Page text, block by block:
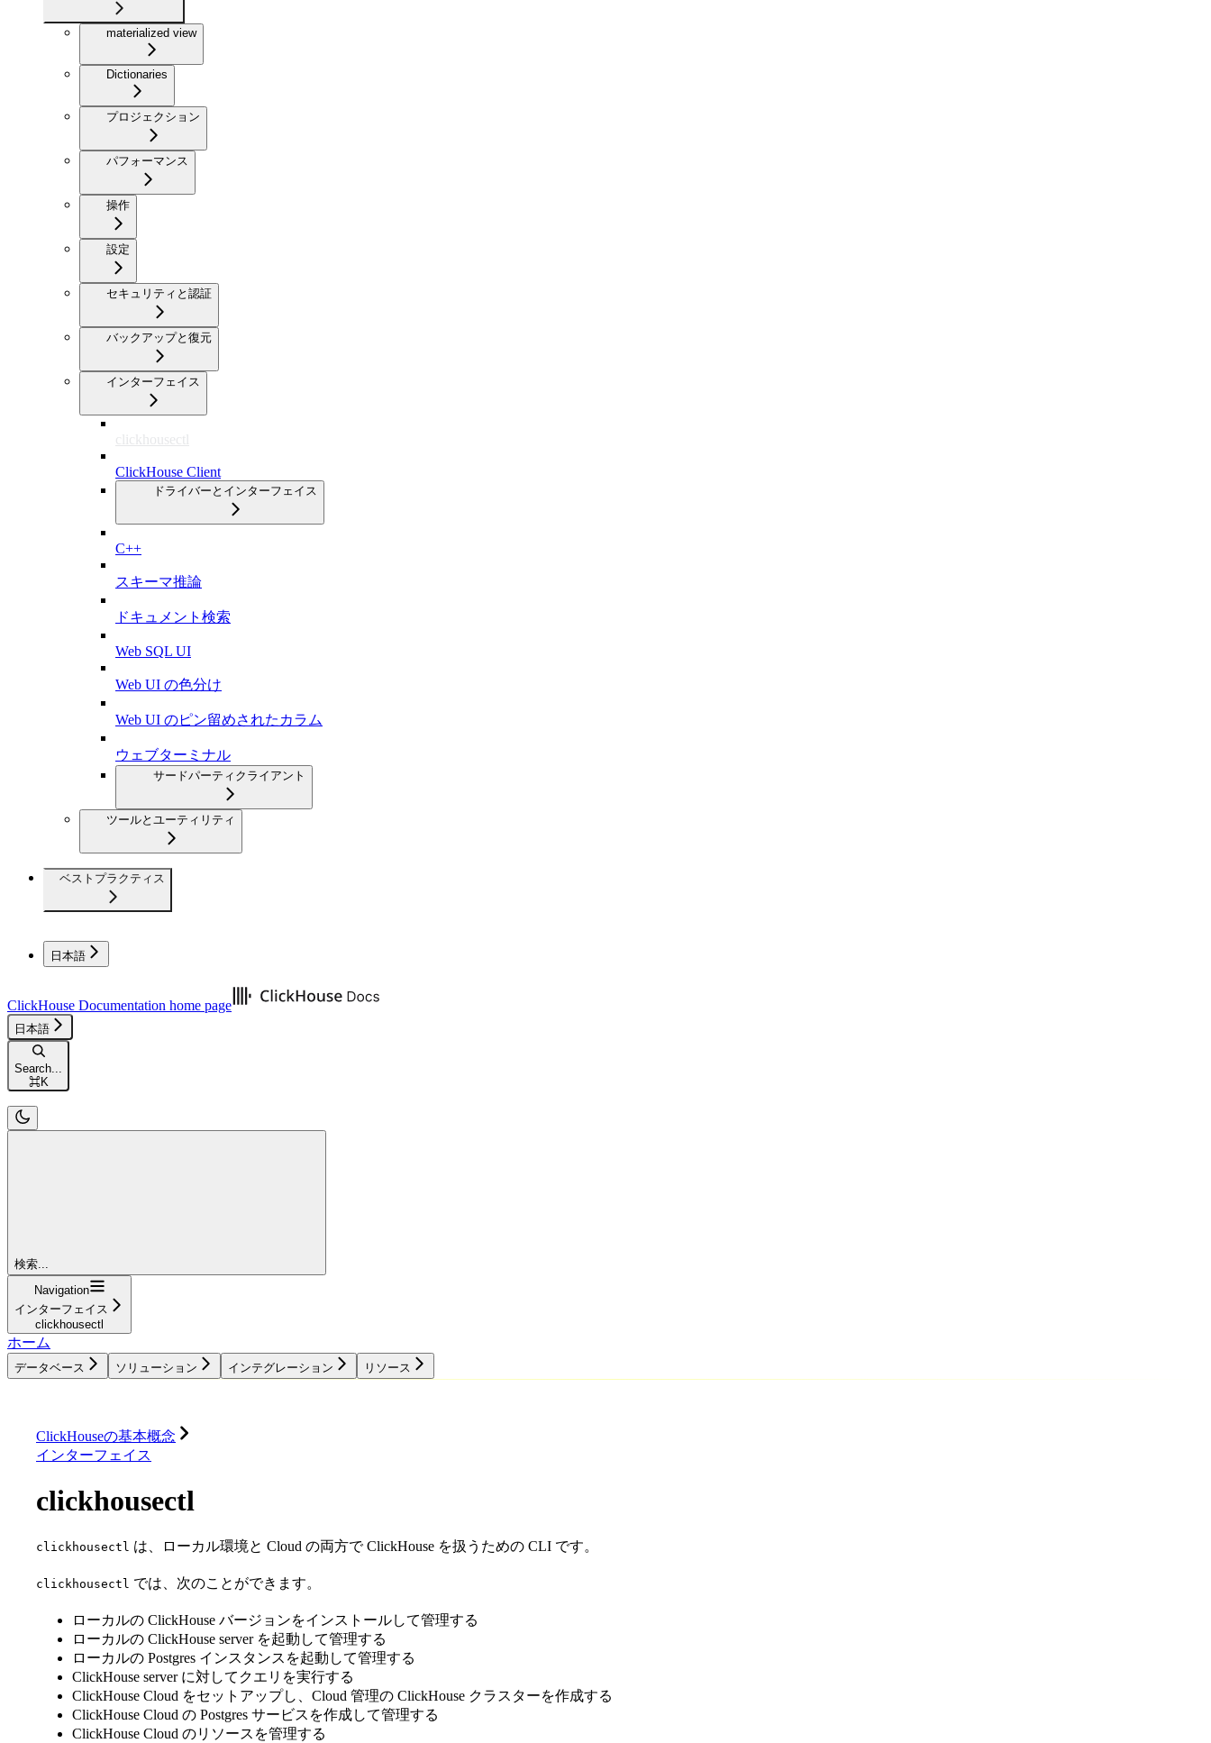
materialized view
Dictionaries
プロジェクション
パフォーマンス
操作
設定
セキュリティと認証
バックアップと復元
インターフェイス
clickhousectl
ClickHouse Client
ドライバーとインターフェイス
C++
スキーマ推論
ドキュメント検索
Web SQL UI
Web UI の色分け
Web UI のピン留めされたカラム
ウェブターミナル
サードパーティクライアント
ツールとユーティリティ
ベストプラクティス
日本語
ClickHouse Documentation home page
日本語
Search...
⌘K
検索...
Navigation
インターフェイス
clickhousectl
ホーム
データベース ソリューション インテグレーション リソース
ClickHouseの基本概念
インターフェイス
clickhousectl
clickhousectl は、ローカル環境と Cloud の両方で ClickHouse を扱うための CLI です。
clickhousectl では、次のことができます。
ローカルの ClickHouse バージョンをインストールして管理する
ローカルの ClickHouse server を起動して管理する
ローカルの Postgres インスタンスを起動して管理する
ClickHouse server に対してクエリを実行する
ClickHouse Cloud をセットアップし、Cloud 管理の ClickHouse クラスターを作成する
ClickHouse Cloud の Postgres サービスを作成して管理する
ClickHouse Cloud のリソースを管理する